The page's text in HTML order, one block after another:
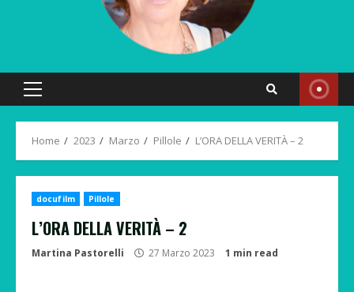
Primary
Home 2023 Marzo Pillole L’ORA DELLA VERITÀ – 2
docufilm Pillole
L’ORA DELLA VERITÀ – 2
Martina Pastorelli 27 Marzo 2023 1 min read